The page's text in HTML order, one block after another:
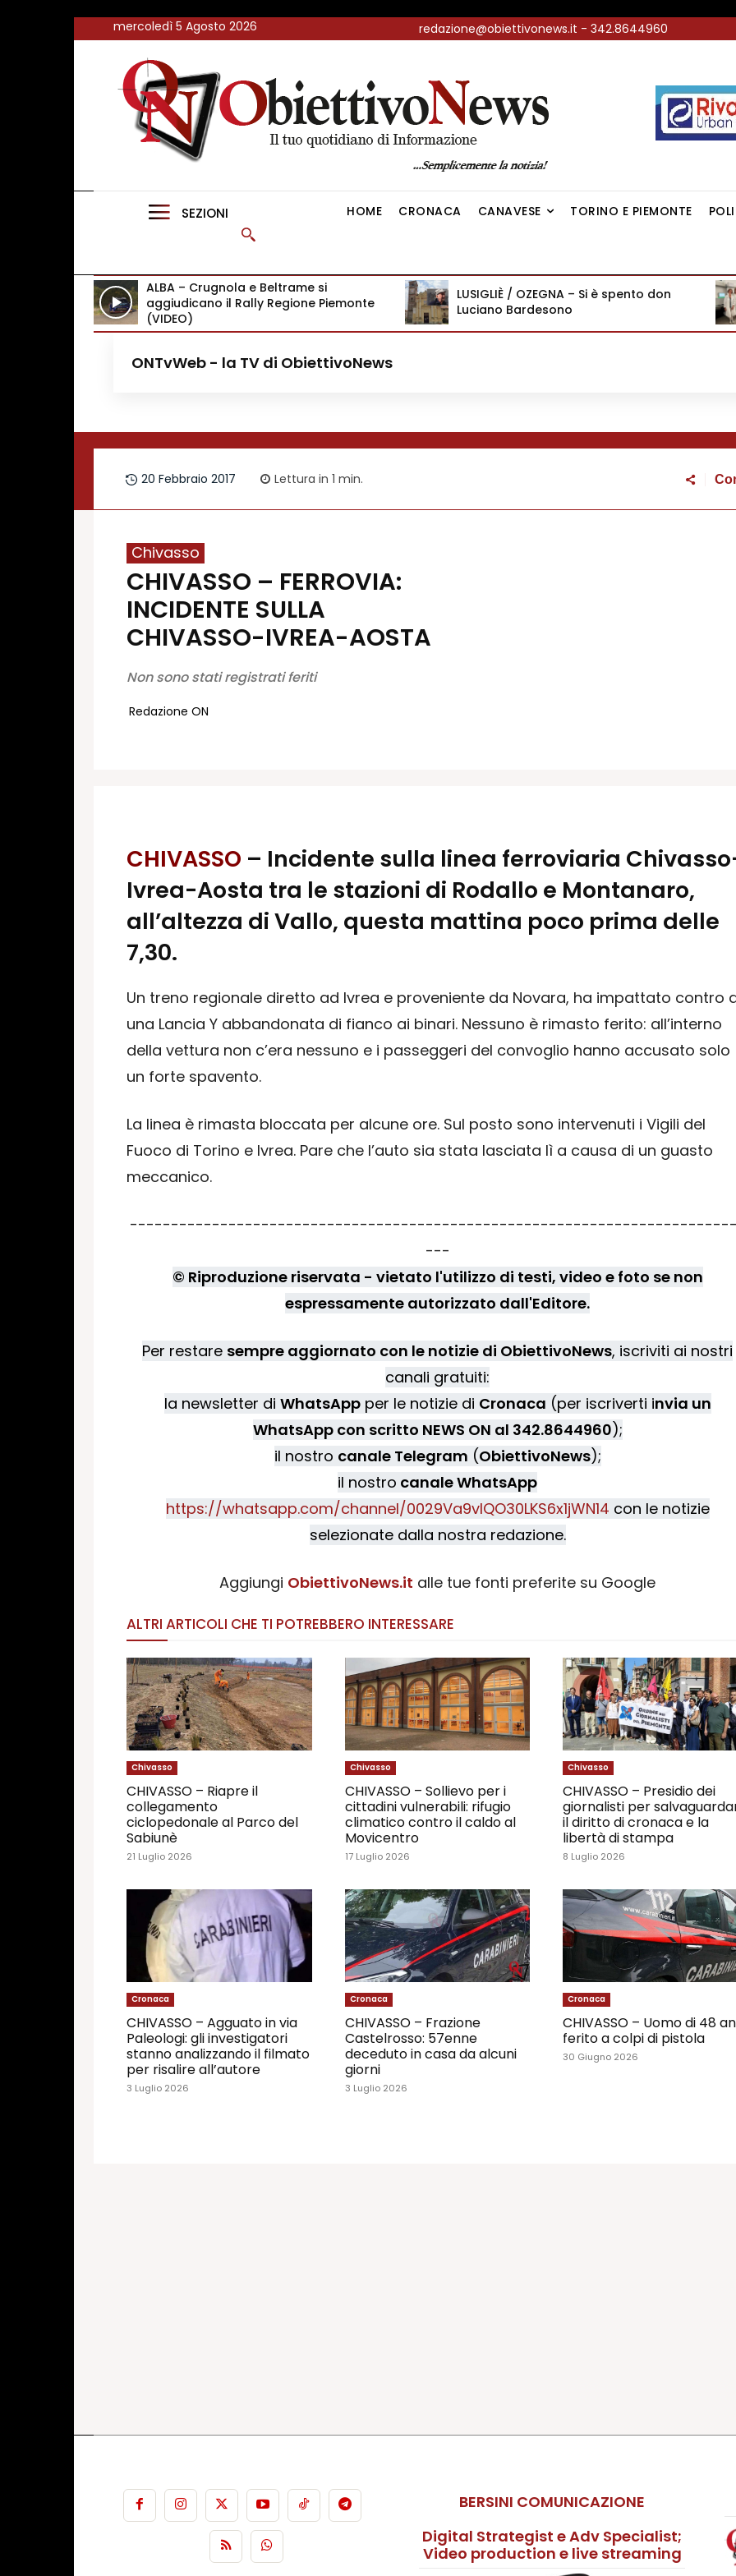
FLASH NEWS
NEWS DAL RESTO D’ITALIA
CANAVESELOCAL
Contatti
Pubblicità
Autoregolamentazione per la Pubblicitá Elettorale 2026
Privacy Policy
Condizioni di utilizzo
Normativa sul fact-checking
Normativa sulle correzioni
Normativa deontologica
mercoledì 5 Agosto 2026
redazione@obiettivonews.it - 342.8644960
SEZIONI HOME CRONACA CANAVESE TORINO E PIEMONTE
ALBA – Crugnola e Beltrame si
aggiudicano il Rally Regione Piemonte
(VIDEO)
LUSIGLIÈ / OZEGNA – Si è spento don
Luciano Bardesono
ONTvWeb - la TV di ObiettivoNews
20 Febbraio 2017 Lettura in 1 min.
Chivasso
CHIVASSO – FERROVIA:
INCIDENTE SULLA
CHIVASSO-IVREA-AOSTA
Non sono stati registrati feriti
Redazione ON
CHIVASSO – Incidente sulla linea ferroviaria
Ivrea-Aosta tra le stazioni di Rodallo e Montanaro,
all’altezza di Vallo, questa mattina poco prima delle
7,30.
Un treno regionale diretto ad Ivrea e proveniente da Novara, ha impattato contro
una Lancia Y abbandonata di fianco ai binari. Nessuno è rimasto ferito: all’interno
della vettura non c’era nessuno e i passeggeri del convoglio hanno accusato solo
un forte spavento.
La linea è rimasta bloccata per alcune ore. Sul posto sono intervenuti i Vigili del
Fuoco di Torino e Ivrea. Pare che l’auto sia stata lasciata lì a causa di un guasto
meccanico.
---
© Riproduzione riservata - vietato l'utilizzo di testi, video e foto se non
espressamente autorizzato dall'Editore.
Per restare sempre aggiornato con le notizie di ObiettivoNews, iscriviti ai nostri
canali gratuiti:
la newsletter di WhatsAppper le notizie di Cronaca (per iscriverti invia un
WhatsApp con scritto NEWS ON al 342.8644960);
il nostro canale Telegram (ObiettivoNews);
il nostro canale WhatsApp
https://whatsapp.com/channel/0029Va9vIQO30LKS6x1jWN14 con le notizie
selezionate dalla nostra redazione.
Aggiungi ObiettivoNews.it alle tue fonti preferite su Google
ALTRI ARTICOLI CHE TI POTREBBERO INTERESSARE
Chivasso
CHIVASSO – Riapre il
collegamento
ciclopedonale al Parco del
Sabiunè
21 Luglio 2026
Chivasso
CHIVASSO – Sollievo per i
cittadini vulnerabili: rifugio
climatico contro il caldo al
Movicentro
17 Luglio 2026
Chivasso
CHIVASSO – Presidio dei
giornalisti per
il diritto di cronaca e la
libertà di stampa
8 Luglio 2026
Cronaca
CHIVASSO – Agguato in via
Paleologi: gli investigatori
stanno analizzando il filmato
per risalire all’autore
3 Luglio 2026
Cronaca
CHIVASSO – Frazione
Castelrosso: 57enne
deceduto in casa da alcuni
giorni
3 Luglio 2026
Cronaca
CHIVASSO – Uomo di 48
ferito a colpi di pistola
30 Giugno 2026
BERSINI COMUNICAZIONE
Digital Strategist e Adv Specialist;
Video production e live streaming